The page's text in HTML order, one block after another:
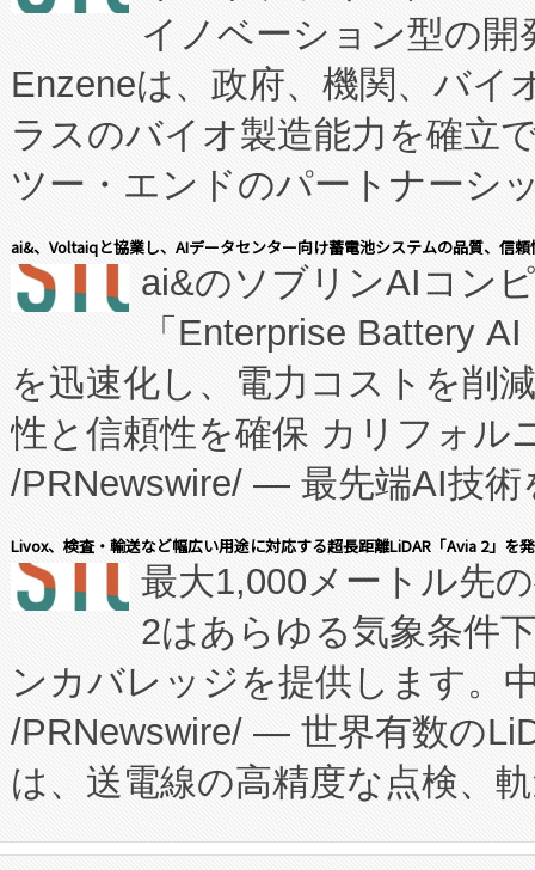
イノベーション型の
Enzeneは、政府、機関、バイ
ラスのバイオ製造能力を確立
ツー・エンドのパートナーシ
表しました。 同社の実績ある
manufacturing™ (FCCM™) プ
たNeXは、バイオ医薬品製造
従来のフェッドバッチ施設の
に、患者やサプライチェーン
キー方式で拡張性が高く、持
す。FCCM‑を活用した現地生
患者にとっての費用負担を大
のアクセスを大幅に拡大する
Fully-Connected Continuous
プログラムには、施設設計・
に関する技術移転および知的
構造化トレーニングカリキュ
ai&、Voltaiqと協業し、AIデータセンター向け蓄電池システムの品質、信
ai&のソブリンAIコン
「Enterprise Battery
を迅速化し、電力コストを削
性と信頼性を確保 カリフォル
/PRNewswire/ — 最先端AI技術
会社エーアイ・アンド：本社
President原信平）と、エンタ
ードするVoltaiqは、日本にあ
ーエネルギー貯蔵システム（
た。 Voltaiq独自のAI搭載プラ
定、統合、導入、運用に至る
安全性を追跡し、確保する事
Livox、検査・輸送など幅広い用途に対応する超長距離LiDAR「Avia 2」を
最大1,000メートル先
2はあらゆる気象条件
ンカバレッジを提供します。
/PRNewswire/ — 世界有数の
は、送電線の高精度な点検、
や穀物倉庫におけるバルク材